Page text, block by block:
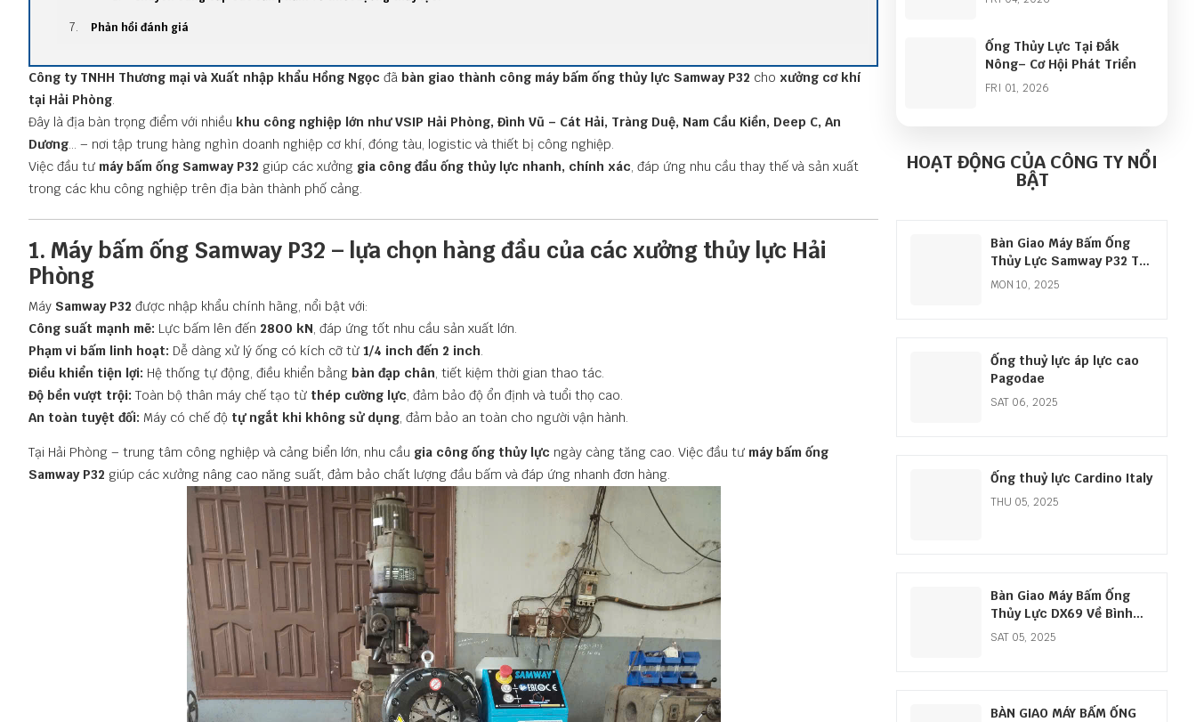
Phản hồi đánh giá
Công ty TNHH Thương mại và Xuất nhập khẩu Hồng Ngọc đã bàn giao thành công máy bấm ống thủy lực Samway P32 cho xưởng cơ khí
tại Hải Phòng.
Đây là địa bàn trọng điểm với nhiều khu công nghiệp lớn như VSIP Hải Phòng, Đình Vũ – Cát Hải, Tràng Duệ, Nam Cầu Kiền, Deep C, An
Dương... – nơi tập trung hàng nghìn doanh nghiệp cơ khí, đóng tàu, logistic và thiết bị công nghiệp.
Việc đầu tư máy bấm ống Samway P32 giúp các xưởng gia công đầu ống thủy lực nhanh, chính xác, đáp ứng nhu cầu thay thế và sản xuất
trong các khu công nghiệp trên địa bàn thành phố cảng.
1. Máy bấm ống Samway P32 – lựa chọn hàng đầu của các xưởng thủy lực Hải
Phòng
Máy Samway P32 được nhập khẩu chính hãng, nổi bật với:
Công suất mạnh mẽ: Lực bấm lên đến 2800 kN, đáp ứng tốt nhu cầu sản xuất lớn.
Phạm vi bấm linh hoạt: Dễ dàng xử lý ống có kích cỡ từ 1/4 inch đến 2 inch.
Điều khiển tiện lợi: Hệ thống tự động, điều khiển bằng bàn đạp chân, tiết kiệm thời gian thao tác.
Độ bền vượt trội: Toàn bộ thân máy chế tạo từ thép cường lực, đảm bảo độ ổn định và tuổi thọ cao.
An toàn tuyệt đối: Máy có chế độ tự ngắt khi không sử dụng, đảm bảo an toàn cho người vận hành.
Tại Hải Phòng – trung tâm công nghiệp và cảng biển lớn, nhu cầu gia công ống thủy lực ngày càng tăng cao. Việc đầu tư máy bấm ống
Samway P32 giúp các xưởng nâng cao năng suất, đảm bảo chất lượng đầu bấm và đáp ứng nhanh đơn hàng.
Ống Thủy Lực Tại Đắk
Nông– Cơ Hội Phát Triển
FRI 01, 2026
Lực Năm 2026: Cơ Hội Lớn
Từ Làn Sóng Đầu Tư Công
THU 01, 2026
HOẠT ĐỘNG CỦA CÔNG TY NỔI
BẬT
Bàn Giao Máy Bấm Ống
Thủy Lực Samway P32 Tại
Quảng Bình
MON 10, 2025
Ống thuỷ lực áp lực cao
Pagodae
SAT 06, 2025
Ống thuỷ lực Cardino Italy
THU 05, 2025
Bàn Giao Máy Bấm Ống
Thủy Lực DX69 Về Bình
Định
SAT 05, 2025
BÀN GIAO MÁY BẤM ỐNG